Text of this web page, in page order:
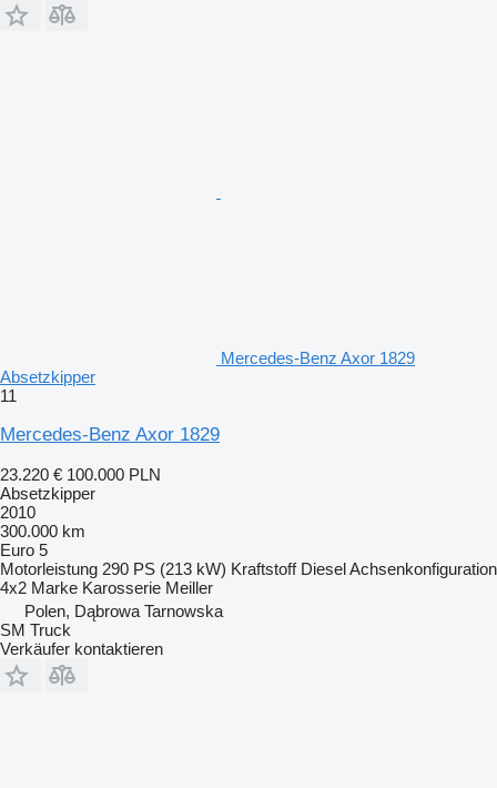
Mercedes-Benz Axor 1829
Absetzkipper
11
Mercedes-Benz Axor 1829
23.220 € 100.000 PLN
Absetzkipper
2010
300.000 km
Euro 5
Motorleistung 290 PS (213 kW) Kraftstoff DieselAchsenkonfiguration
4x2 Marke Karosserie Meiller
Polen, Dąbrowa Tarnowska
SM Truck
Verkäufer kontaktieren